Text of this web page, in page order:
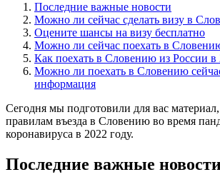
Последние важные новости
Можно ли сейчас сделать визу в
Оцените шансы на визу бесплатно
Можно ли сейчас поехать в
Как поехать в Словению из России в
Можно ли поехать в Словению
информация
Сегодня мы подготовили для вас
правилам въезда в Словению во время
коронавируса в 2022 году.
Последние важные